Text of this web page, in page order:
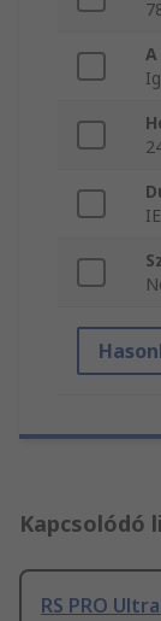
Kapcsolódó
RS PRO